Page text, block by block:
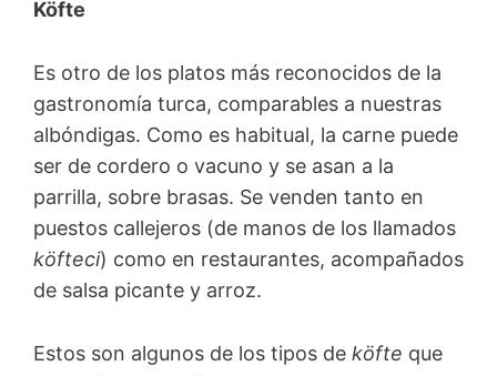
Köfte
Es otro de los platos más reconocidos de la
gastronomía turca, comparables a nuestras
albóndigas. Como es habitual, la carne puede
ser de cordero o vacuno y se asan a la
parrilla, sobre brasas. Se venden tanto en
puestos callejeros (de manos de los llamados
köfteci) como en restaurantes, acompañados
de salsa picante y arroz.
Estos son algunos de los tipos de köfte que